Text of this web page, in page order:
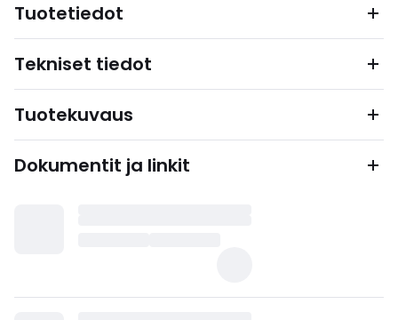
Tuotetiedot
Tekniset tiedot
Tuotekuvaus
Dokumentit ja linkit